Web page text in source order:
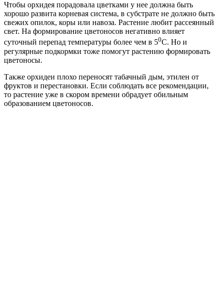
Чтобы орхидея порадовала цветками у нее должна быть
хорошо развита корневая система, в субстрате не должно быть
свежих опилок, коры или навоза. Растение любит рассеянный
свет. На формирование цветоносов негативно влияет
суточный перепад температуры более чем в 50С. Но и
регулярные подкормки тоже помогут растению формировать
цветоносы.
Также орхидеи плохо переносят табачный дым, этилен от
фруктов и перестановки. Если соблюдать все рекомендации,
то растение уже в скором времени обрадует обильным
образованием цветоносов.